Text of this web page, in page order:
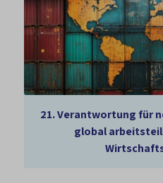
21.Verantwortung für
global